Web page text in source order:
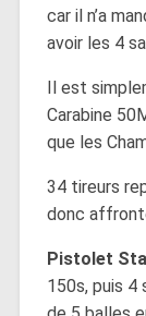
car il n’a
avoir les 4
Il est
Carabine
que les
34 tireurs
donc
Pistolet
150s, puis 4